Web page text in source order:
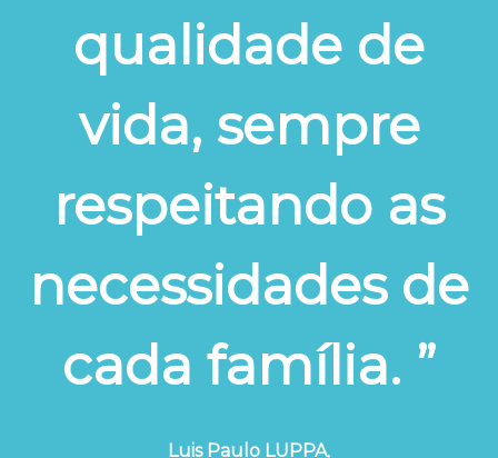
qualidade de
vida, sempre
respeitando as
necessidades de
cada família. ”
Luis Paulo LUPPA,